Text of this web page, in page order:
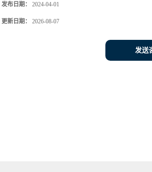
发布日期： 2024-04-01
更新日期： 2026-08-07
发送